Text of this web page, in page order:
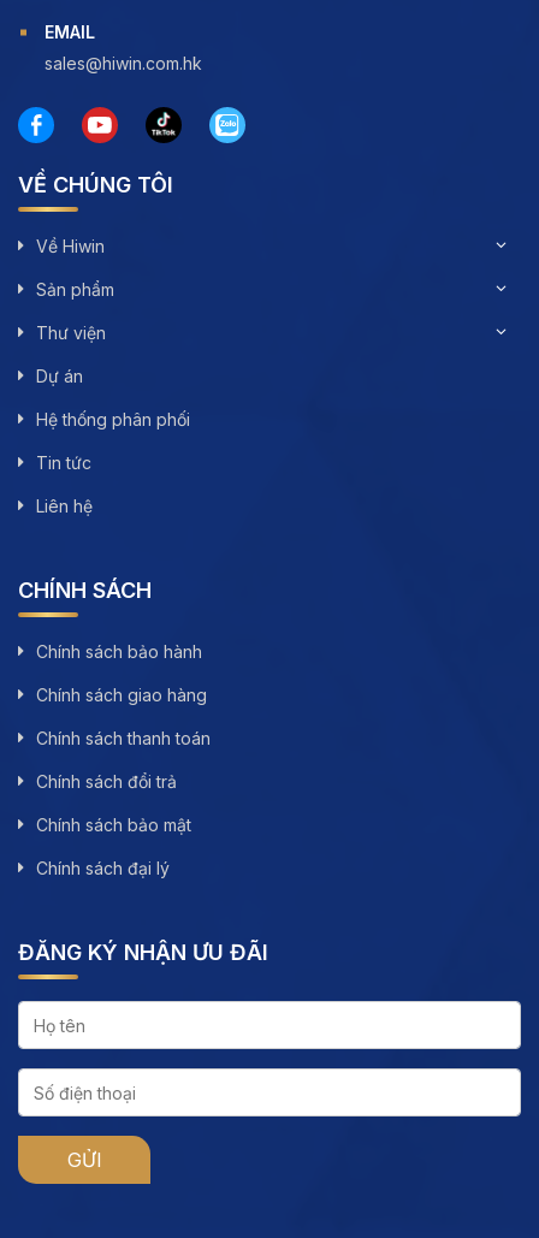
EMAIL
sales@hiwin.com.hk
VỀ CHÚNG TÔI
Về Hiwin
Sản phẩm
Thư viện
Dự án
Hệ thống phân phối
Tin tức
Liên hệ
CHÍNH SÁCH
Chính sách bảo hành
Chính sách giao hàng
Chính sách thanh toán
Chính sách đổi trả
Chính sách bảo mật
Chính sách đại lý
ĐĂNG KÝ NHẬN ƯU ĐÃI